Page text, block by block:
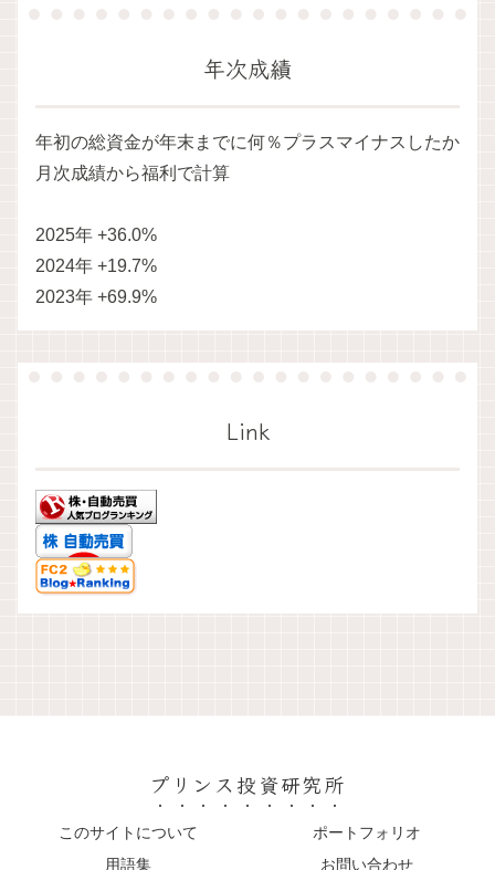
年次成績
年初の総資金が年末までに何％プラスマイナスしたか
月次成績から福利で計算
2025年 +36.0%
2024年 +19.7%
2023年 +69.9%
Link
プリンス投資研究所
このサイトについて
ポートフォリオ
用語集
お問い合わせ